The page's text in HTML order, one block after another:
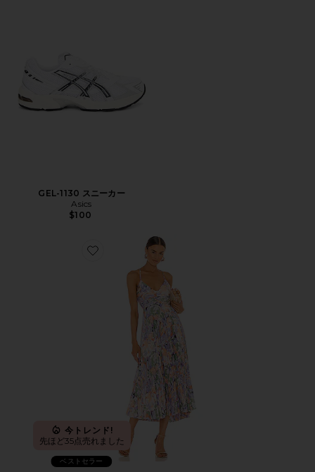
GEL-1130 スニーカー
Asics
$100
Favorite BLYTHE ドレス
今トレンド!
先ほど35点売れました
ベストセラー